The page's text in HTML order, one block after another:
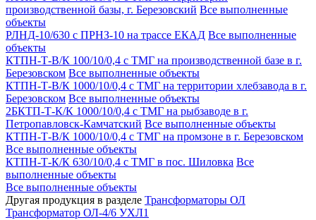
производственной базы, г. Березовский Все выполненные
объекты
РЛНД-10/630 с ПРНЗ-10 на трассе ЕКАД Все выполненные
объекты
КТПН-Т-В/К 100/10/0,4 с ТМГ на производственной базе в г.
Березовском Все выполненные объекты
КТПН-Т-В/К 1000/10/0,4 с ТМГ на территории хлебзавода в г.
Березовском Все выполненные объекты
2БКТП-Т-К/К 1000/10/0,4 с ТМГ на рыбзаводе в г.
Петропавловск-Камчатский Все выполненные объекты
КТПН-Т-В/К 1000/10/0,4 с ТМГ на промзоне в г. Березовском
Все выполненные объекты
КТПН-Т-К/К 630/10/0,4 с ТМГ в пос. Шиловка Все
выполненные объекты
Все выполненные объекты
Другая продукция в разделе Трансформаторы ОЛ
Трансформатор ОЛ-4/6 УХЛ1